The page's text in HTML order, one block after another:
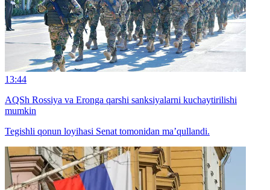
13:44
AQSh Rossiya va Eronga qarshi sanksiyalarni kuchaytirilishi
mumkin
Tegishli qonun loyihasi Senat tomonidan ma’qullandi.